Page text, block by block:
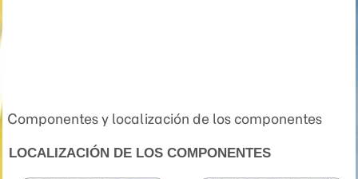
Componentes y localización de los componentes
LOCALIZACIÓN DE LOS COMPONENTES